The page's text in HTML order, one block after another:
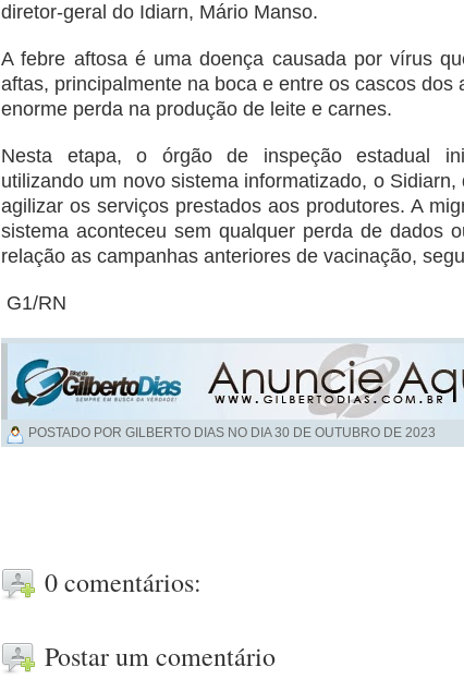
diretor-geral do Idiarn, Mário Manso.
A febre aftosa é uma doença causada por vírus
aftas, principalmente na boca e entre os cascos dos
enorme perda na produção de leite e carnes.
Nesta etapa, o órgão de inspeção estadual
utilizando um novo sistema informatizado, o
agilizar os serviços prestados aos produtores. A
sistema aconteceu sem qualquer perda de dados
relação as campanhas anteriores de vacinação,
G1/RN
POSTADO POR GILBERTO DIAS NO DIA30 DE OUTUBRO DE 2023
0 comentários:
Postar um comentário